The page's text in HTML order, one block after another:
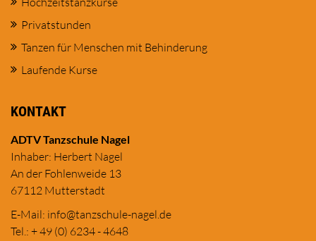
Privatstunden
Tanzen für Menschen mit Behinderung
Laufende Kurse
KONTAKT
ADTV Tanzschule Nagel
Inhaber: Herbert Nagel
An der Fohlenweide 13
67112 Mutterstadt
E-Mail: info@tanzschule-nagel.de
Tel.: + 49 (0) 6234 - 4648